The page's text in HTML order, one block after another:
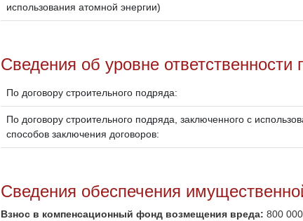
использования атомной энергии)
Сведения об уровне ответственности
По договору строительного подряда:
По договору строительного подряда, заключенного с
способов заключения договоров:
Сведения обеспечения
Взнос в компенсационный фонд возмещения вреда: 800 000